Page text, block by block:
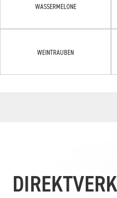
WASSERMELONE
WEINTRAUBEN